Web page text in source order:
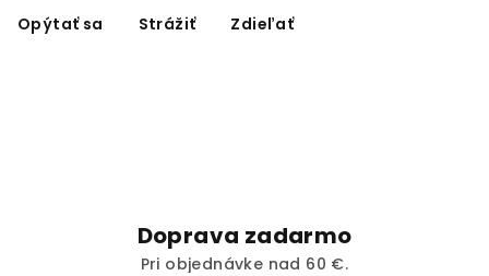
Opýtať sa Strážiť Zdieľať
Doprava zadarmo
Pri objednávke nad 60 €.